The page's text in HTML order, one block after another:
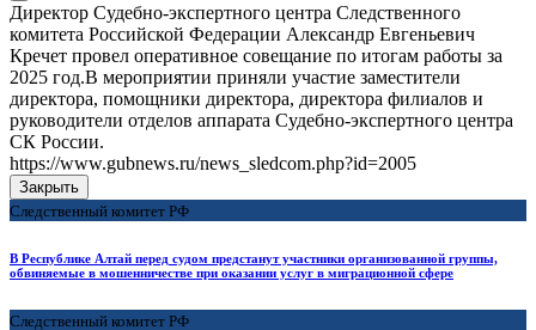
Директор Судебно-экспертного центра Следственного
комитета Российской Федерации Александр Евгеньевич
Кречет провел оперативное совещание по итогам работы за
2025 год.В мероприятии приняли участие заместители
директора, помощники директора, директора филиалов и
руководители отделов аппарата Судебно-экспертного центра
СК России.
https://www.gubnews.ru/news_sledcom.php?id=2005
Закрыть
Следственный комитет РФ
В Республике Алтай перед судом предстанут участники организованной группы,
обвиняемые в мошенничестве при оказании услуг в миграционной сфере
Следственный комитет РФ